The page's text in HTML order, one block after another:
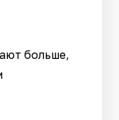
больше,